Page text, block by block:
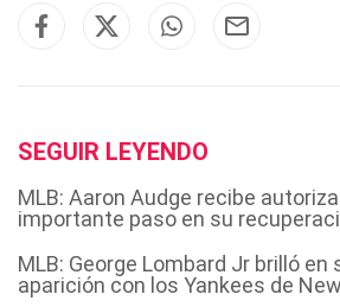
SEGUIR LEYENDO
MLB: Aaron Audge recibe
importante paso en su
MLB: George Lombard Jr brilló en
aparición con los Yankees de